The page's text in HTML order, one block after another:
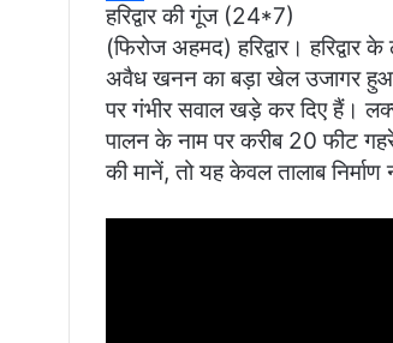
s
A
p
p
e
b
o
o
k
i
t
t
e
r
m
a
i
l
S
h
a
r
e
हरिद्वार की गूंज (24*7)
(फिरोज अहमद) हरिद्वार।
अवैध खनन का बड़ा खेल उजागर हुआ
पर गंभीर सवाल खड़े कर दिए हैं।
पालन के नाम पर करीब 20 फीट
की मानें, तो यह केवल तालाब